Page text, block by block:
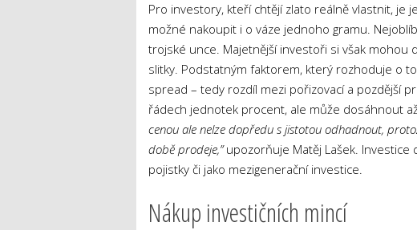
Pro investory, kteří chtějí zlato reálně vlastnit, je
možné nakoupit i o váze jednoho gramu.
trojské unce. Majetnější investoři si však mohou
slitky. Podstatným faktorem, který rozhoduje o
spread – tedy rozdíl mezi pořizovací a pozdější
řádech jednotek procent, ale může dosáhnout
cenou ale nelze dopředu s jistotou odhadnout,
době prodeje,”upozorňuje Matěj Lašek.
pojistky či jako mezigenerační investice.
Nákup investičních mincí